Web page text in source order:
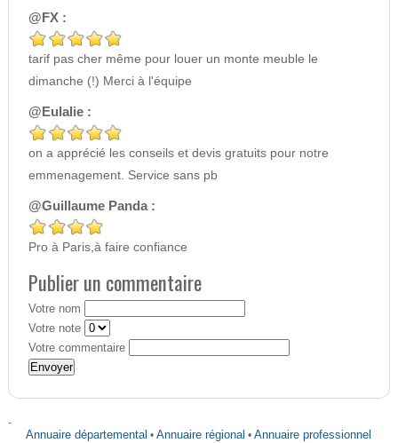
@FX :
tarif pas cher même pour louer un monte meuble le
dimanche (!) Merci à l'équipe
@Eulalie :
on a apprécié les conseils et devis gratuits pour notre
emmenagement. Service sans pb
@Guillaume Panda :
Pro à Paris,à faire confiance
Publier un commentaire
Votre nom
Votre note
Votre commentaire
-
Annuaire départemental •Annuaire régional •Annuaire professionnel